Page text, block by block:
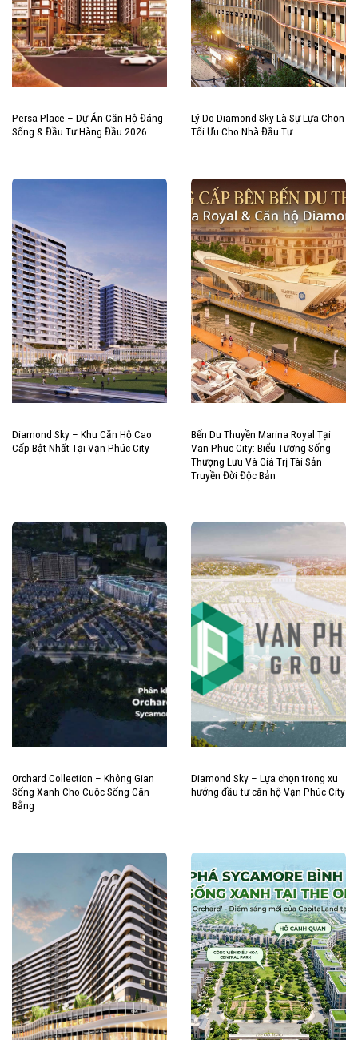
Persa Place – Dự Án Căn Hộ Đáng
Sống & Đầu Tư Hàng Đầu 2026
Lý Do Diamond Sky Là Sự Lựa Chọn
Tối Ưu Cho Nhà Đầu Tư
Diamond Sky – Khu Căn Hộ Cao
Cấp Bật Nhất Tại Vạn Phúc City
Bến Du Thuyền Marina Royal Tại
Van Phuc City: Biểu Tượng Sống
Thượng Lưu Và Giá Trị Tài Sản
Truyền Đời Độc Bản
Orchard Collection – Không Gian
Sống Xanh Cho Cuộc Sống Cân
Bằng
Diamond Sky – Lựa chọn trong xu
hướng đầu tư căn hộ Vạn Phúc City